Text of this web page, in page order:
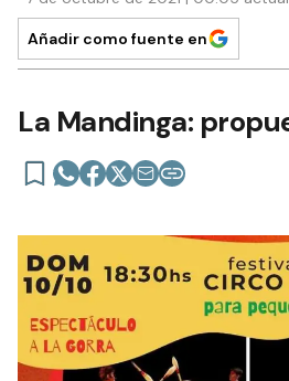
Añadir como fuente en
La Mandinga: